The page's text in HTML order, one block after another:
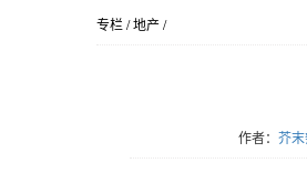
专栏 /地产/
作者： 芥